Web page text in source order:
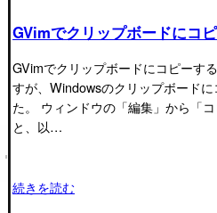
GVimでクリップボードにコ
GVimでクリップボードにコピーす
すが、Windowsのクリップボード
た。 ウィンドウの「編集」から「
と、以…
続きを読む